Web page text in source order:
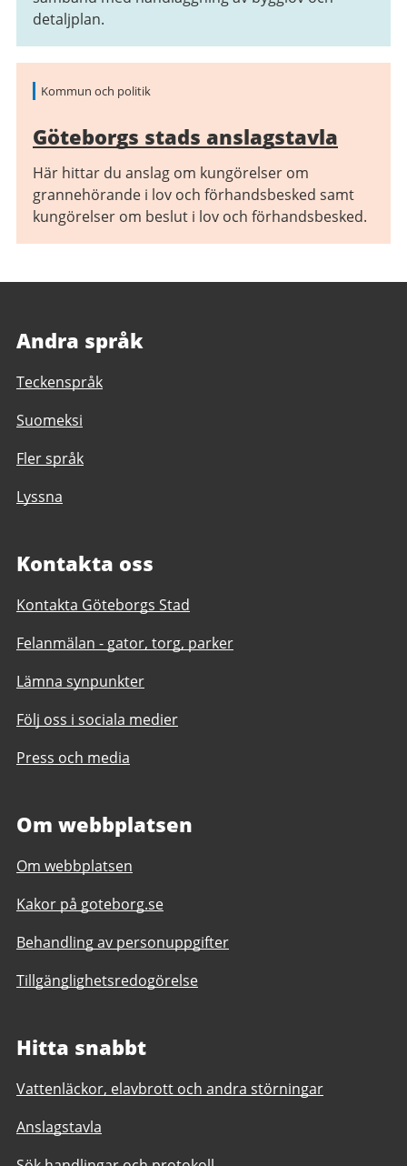
detaljplan.
Kommun och politik
Göteborgs stads anslagstavla
Här hittar du anslag om kungörelser om
grannehörande i lov och förhandsbesked samt
kungörelser om beslut i lov och förhandsbesked.
Andra språk
Teckenspråk
Suomeksi
Fler språk
Lyssna
Kontakta oss
Kontakta Göteborgs Stad
Felanmälan - gator, torg, parker
Lämna synpunkter
Följ oss i sociala medier
Press och media
Om webbplatsen
Om webbplatsen
Kakor på goteborg.se
Behandling av personuppgifter
Tillgänglighetsredogörelse
Hitta snabbt
Vattenläckor, elavbrott och andra störningar
Anslagstavla